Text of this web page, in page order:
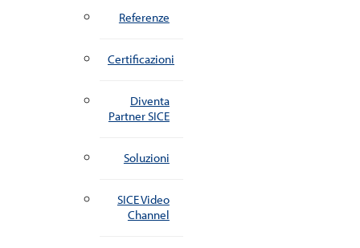
Referenze
Certificazioni
Diventa
Partner SICE
Soluzioni
SICE Video
Channel